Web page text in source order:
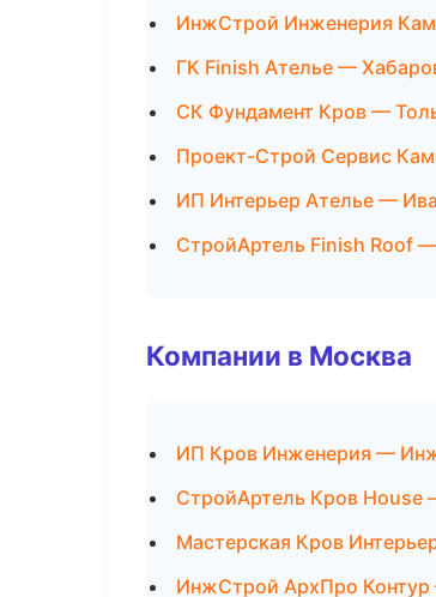
ИнжСтрой Инженерия
ГК Finish Ателье —
СК Фундамент Кров —
Проект-Строй Сервис
ИП Интерьер Ателье —
СтройАртель Finish Roof
Компании в Москва
ИП Кров Инженерия —
СтройАртель Кров
Мастерская Кров
ИнжСтрой АрхПро